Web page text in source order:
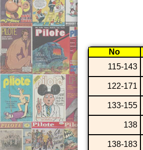
No
115-143
122-171
133-155
138
138-183